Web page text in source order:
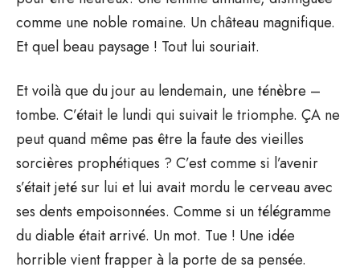
comme une noble romaine. Un château magnifique.
Et quel beau paysage ! Tout lui souriait.
Et voilà que du jour au lendemain, une ténèbre –
tombe. C’était le lundi qui suivait le triomphe. ÇA ne
peut quand même pas être la faute des vieilles
sorcières prophétiques ? C’est comme si l’avenir
s’était jeté sur lui et lui avait mordu le cerveau avec
ses dents empoisonnées. Comme si un télégramme
du diable était arrivé. Un mot. Tue ! Une idée
horrible vient frapper à la porte de sa pensée.